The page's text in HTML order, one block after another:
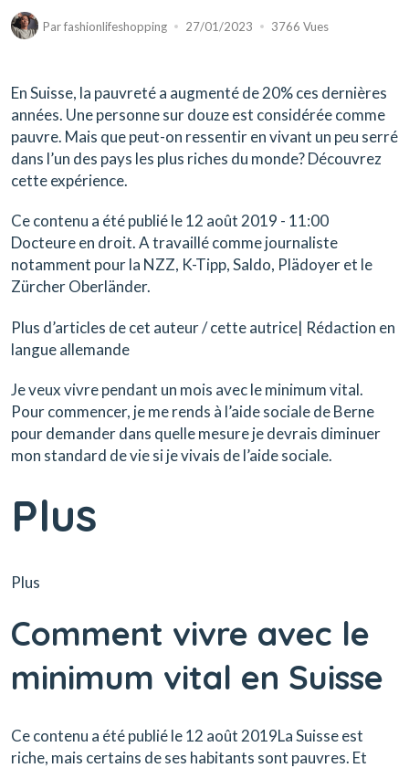
Parfashionlifeshopping 27/01/2023 3766 Vues
En Suisse, la pauvreté a augmenté de 20% ces dernières
années. Une personne sur douze est considérée comme
pauvre. Mais que peut-on ressentir en vivant un peu serré
dans l’un des pays les plus riches du monde? Découvrez
cette expérience.
Ce contenu a été publié le 12 août 2019 - 11:00
Docteure en droit. A travaillé comme journaliste
notamment pour la NZZ, K-Tipp, Saldo, Plädoyer et le
Zürcher Oberländer.
Plus d’articles de cet auteur / cette autrice| Rédaction en
langue allemande
Je veux vivre pendant un mois avec le minimum vital.
Pour commencer, je me rends à l’aide sociale de Berne
pour demander dans quelle mesure je devrais diminuer
mon standard de vie si je vivais de l’aide sociale.
Plus
Plus
Comment vivre avec le
minimum vital en Suisse
Ce contenu a été publié le 12 août 2019La Suisse est
riche, mais certains de ses habitants sont pauvres. Et